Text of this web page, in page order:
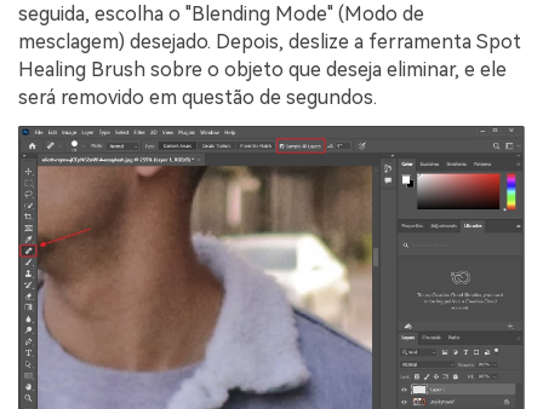
seguida, escolha o "Blending Mode" (Modo de
mesclagem) desejado. Depois, deslize a ferramenta Spot
Healing Brush sobre o objeto que deseja eliminar, e ele
será removido em questão de segundos.